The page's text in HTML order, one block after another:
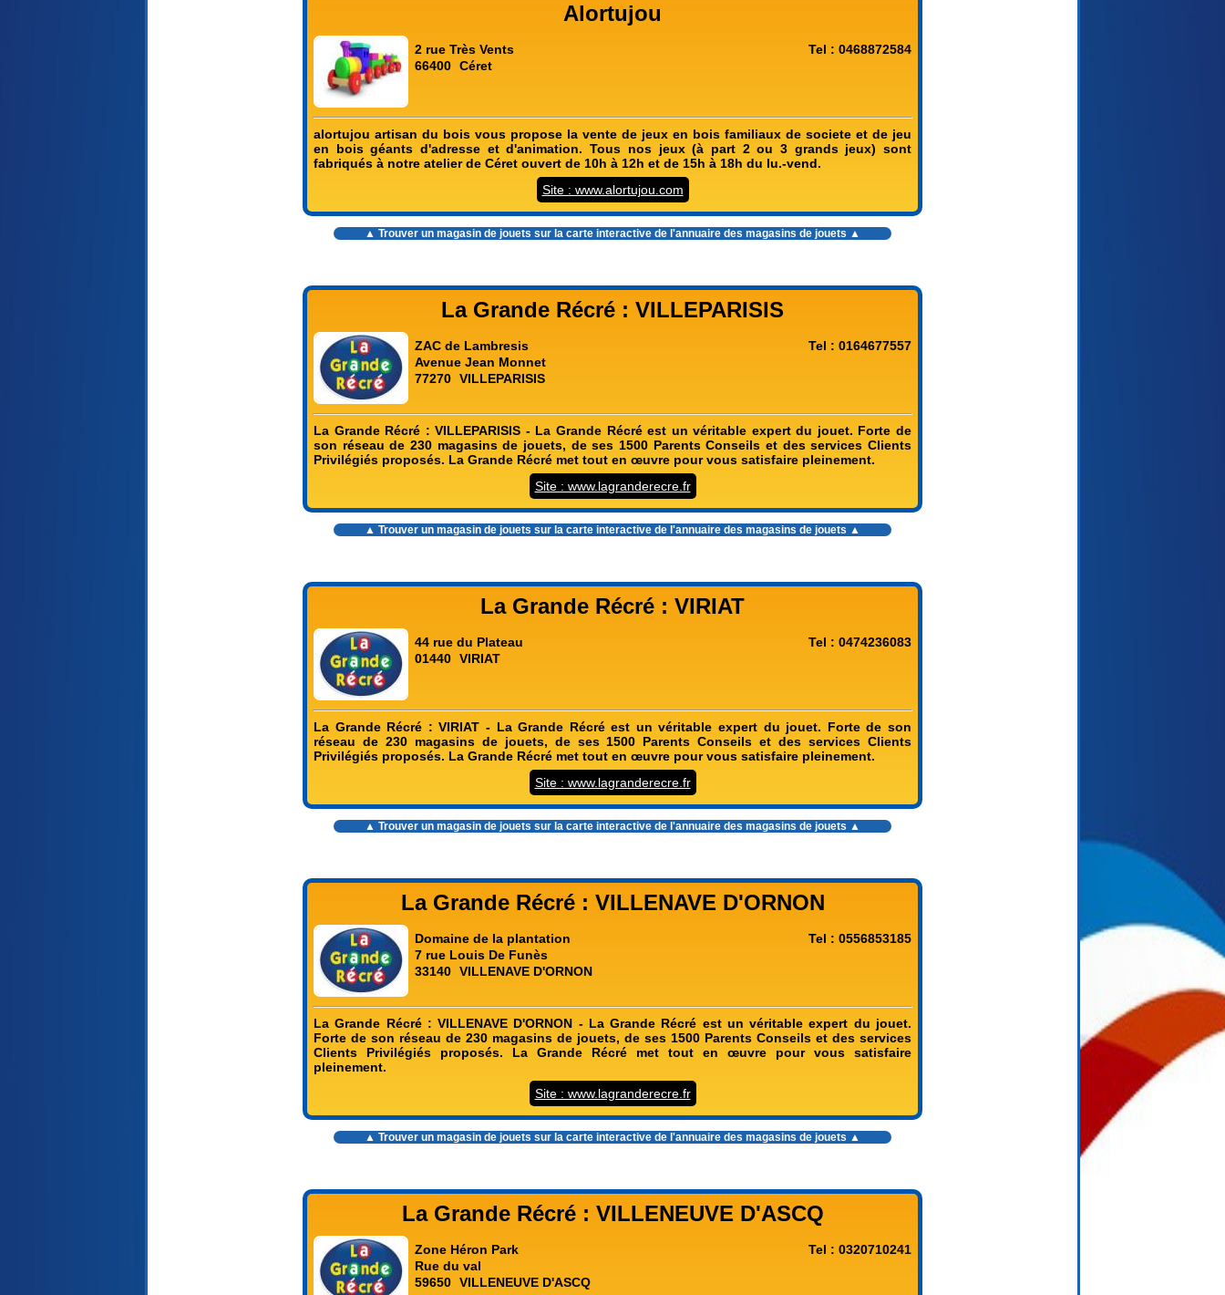
Alortujou
2 rue Très Vents
66400 Céret
Tel : 0468872584
alortujou artisan du bois vous propose la vente de jeux en bois familiaux de societe et de jeu
en bois géants d'adresse et d'animation. Tous nos jeux (à part 2 ou 3 grands jeux) sont
fabriqués à notre atelier de Céret ouvert de 10h à 12h et de 15h à 18h du lu.-vend.
Site : www.alortujou.com
▲ Trouver un magasin de jouets sur la carte interactive de l'annuaire des magasins de jouets ▲
La Grande Récré : VILLEPARISIS
ZAC de Lambresis
Avenue Jean Monnet
77270 VILLEPARISIS
Tel : 0164677557
La Grande Récré : VILLEPARISIS - La Grande Récré est un véritable expert du jouet. Forte de
son réseau de 230 magasins de jouets, de ses 1500 Parents Conseils et des services Clients
Privilégiés proposés. La Grande Récré met tout en œuvre pour vous satisfaire pleinement.
Site : www.lagranderecre.fr
▲ Trouver un magasin de jouets sur la carte interactive de l'annuaire des magasins de jouets ▲
La Grande Récré : VIRIAT
44 rue du Plateau
01440 VIRIAT
Tel : 0474236083
La Grande Récré : VIRIAT - La Grande Récré est un véritable expert du jouet. Forte de son
réseau de 230 magasins de jouets, de ses 1500 Parents Conseils et des services Clients
Privilégiés proposés. La Grande Récré met tout en œuvre pour vous satisfaire pleinement.
Site : www.lagranderecre.fr
▲ Trouver un magasin de jouets sur la carte interactive de l'annuaire des magasins de jouets ▲
La Grande Récré : VILLENAVE D'ORNON
Domaine de la plantation
7 rue Louis De Funès
33140 VILLENAVE D'ORNON
Tel : 0556853185
La Grande Récré : VILLENAVE D'ORNON - La Grande Récré est un véritable expert du jouet.
Forte de son réseau de 230 magasins de jouets, de ses 1500 Parents Conseils et des services
Clients Privilégiés proposés. La Grande Récré met tout en œuvre pour vous satisfaire
pleinement.
Site : www.lagranderecre.fr
▲ Trouver un magasin de jouets sur la carte interactive de l'annuaire des magasins de jouets ▲
La Grande Récré : VILLENEUVE D'ASCQ
Zone Héron Park
Rue du val
59650 VILLENEUVE D'ASCQ
Tel : 0320710241